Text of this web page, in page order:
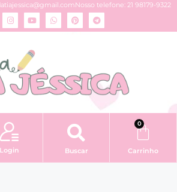
Nosso telefone: 21 98179-9322
Login Buscar
0
Carrinho